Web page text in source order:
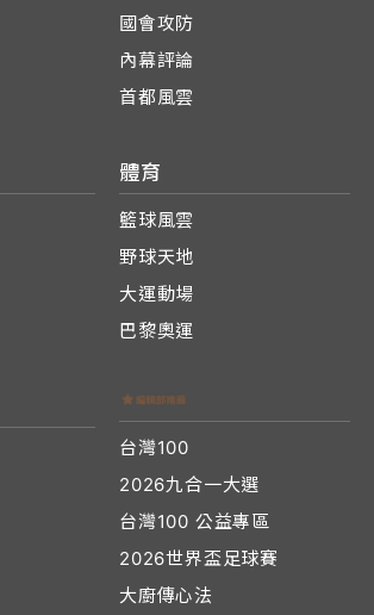
國會攻防
內幕評論
首都風雲
體育
籃球風雲
野球天地
大運動場
巴黎奧運
台灣100
2026九合一大選
台灣100 公益專區
2026世界盃足球賽
大廚傳心法